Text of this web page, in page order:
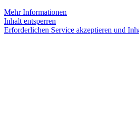
Mehr Informationen
Inhalt entsperren
Erforderlichen Service akzeptieren und